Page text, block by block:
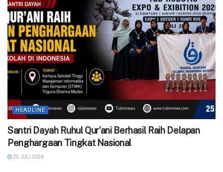
HEADLINE
Santri Dayah Ruhul Qur’ani Berhasil Raih Delapan
Penghargaan Tingkat Nasional
25 JULI 2026